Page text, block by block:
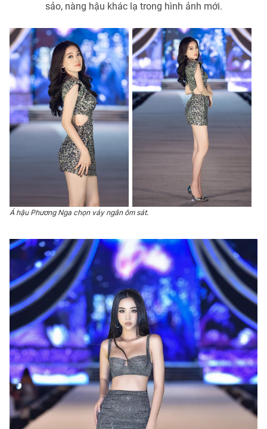
sảo, nàng hậu khác lạ trong hình ảnh mới.
Á hậu Phương Nga chọn váy ngắn ôm sát.